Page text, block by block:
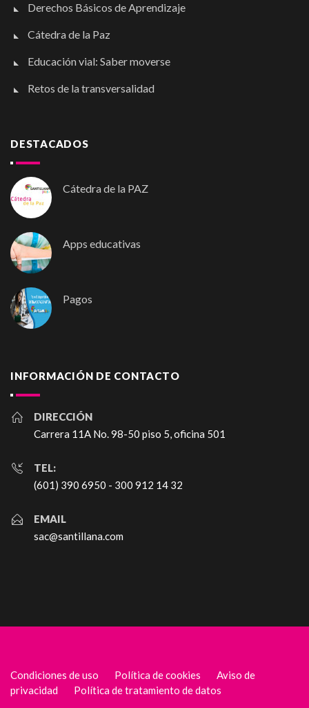
Derechos Básicos de Aprendizaje
Cátedra de la Paz
Educación vial: Saber moverse
Retos de la transversalidad
DESTACADOS
Cátedra de la PAZ
Apps educativas
Pagos
INFORMACIÓN DE CONTACTO
DIRECCIÓN
Carrera 11A No. 98-50 piso 5, oficina 501
TEL:
(601) 390 6950 - 300 912 14 32
EMAIL
sac@santillana.com
Condiciones de uso Política de cookies
Aviso de
privacidad
Política de tratamiento de datos